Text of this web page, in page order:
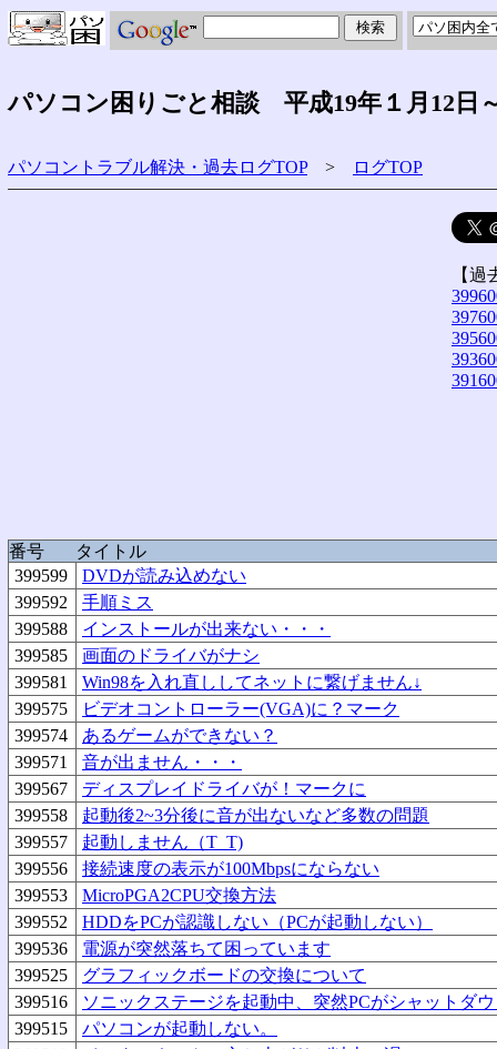
パソコン困りごと相談 平成19年１月12日
パソコントラブル解決・過去ログTOP> ログTOP
【
番号
タイトル
399599
DVDが読み込めない
399592
手順ミス
399588
インストールが出来ない・・・
399585
画面のドライバがナシ
399581
Win98を入れ直ししてネットに繋げません↓
399575
ビデオコントローラー(VGA)に？マーク
399574
あるゲームができない？
399571
音が出ません・・・
399567
ディスプレイドライバが！マークに
399558
起動後2~3分後に音が出ないなど多数の問題
399557
起動しません（T_T)
399556
接続速度の表示が100Mbpsにならない
399553
MicroPGA2CPU交換方法
399552
HDDをPCが認識しない（PCが起動しない）
399536
電源が突然落ちて困っています
399525
グラフィックボードの交換について
399516
ソニックステージを起動中、突然PCがシャットダ
399515
パソコンが起動しない。